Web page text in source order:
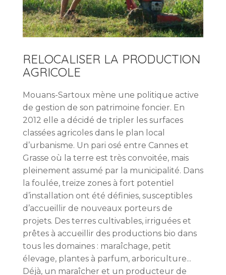
RELOCALISER LA PRODUCTION
AGRICOLE
Mouans-Sartoux mène une politique active
de gestion de son patrimoine foncier. En
2012 elle a décidé de tripler les surfaces
classées agricoles dans le plan local
d’urbanisme. Un pari osé entre Cannes et
Grasse où la terre est très convoitée, mais
pleinement assumé par la municipalité. Dans
la foulée, treize zones à fort potentiel
d’installation ont été définies, susceptibles
d’accueillir de nouveaux porteurs de
projets. Des terres cultivables, irriguées et
prêtes à accueillir des productions bio dans
tous les domaines : maraîchage, petit
élevage, plantes à parfum, arboriculture...
Déjà, un maraîcher et un producteur de